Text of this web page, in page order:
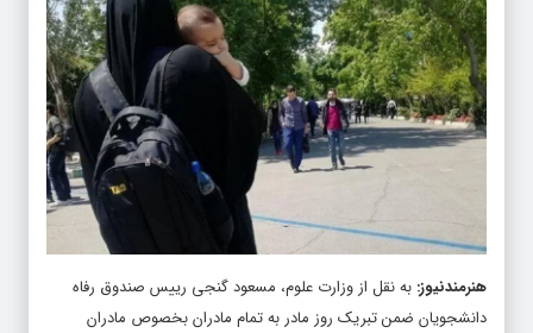
هنرمندنیوز: به نقل از وزارت علوم، مسعود گنجی رییس صندوق رفاه
دانشجویان ضمن تبریک روز مادر به تمام مادران بخصوص مادران